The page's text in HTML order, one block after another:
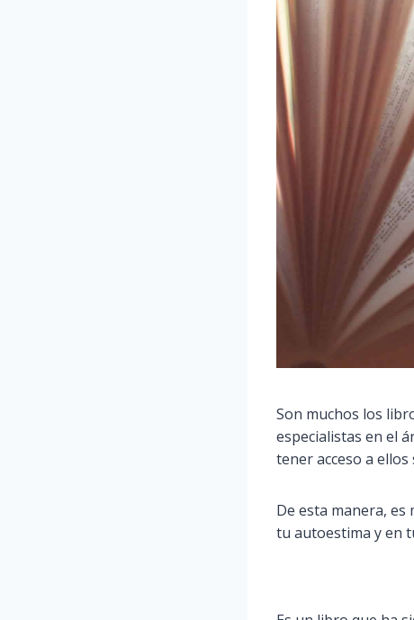
Son muchos los
especialistas en el
tener acceso a
De esta manera,
tu autoestima y en